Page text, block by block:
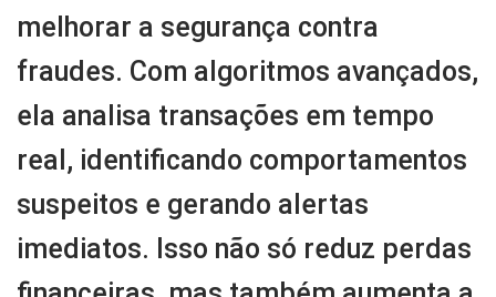
melhorar a segurança contra
fraudes. Com algoritmos avançados,
ela analisa transações em tempo
real, identificando comportamentos
suspeitos e gerando alertas
imediatos. Isso não só reduz perdas